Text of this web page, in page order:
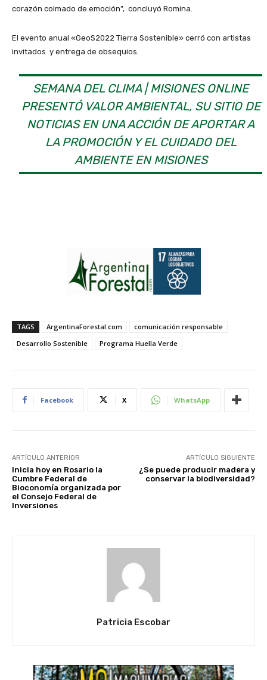
corazón colmado de emoción”, concluyó Romina.
El evento anual «GeoS2022 Tierra Sostenible» cerró con artistas
invitados y entrega de obsequios.
SEMANA DEL CLIMA | MISIONES ONLINE
PRESENTÓ VALOR AMBIENTAL, SU SITIO DE
NOTICIAS EN UNA ACCIÓN DE APORTAR A
LA PROMOCIÓN Y EL CUIDADO DEL
AMBIENTE EN MISIONES
TAGS ArgentinaForestal.com
comunicación responsable
Desarrollo Sostenible
Programa Huella Verde
Facebook X WhatsApp
ARTÍCULO ANTERIOR
Inicia hoy en Rosario la
Cumbre Federal de
Bioconomía organizada por
el Consejo Federal de
Inversiones
ARTÍCULO SIGUIENTE
¿Se puede producir madera y
conservar la biodiversidad?
Patricia Escobar